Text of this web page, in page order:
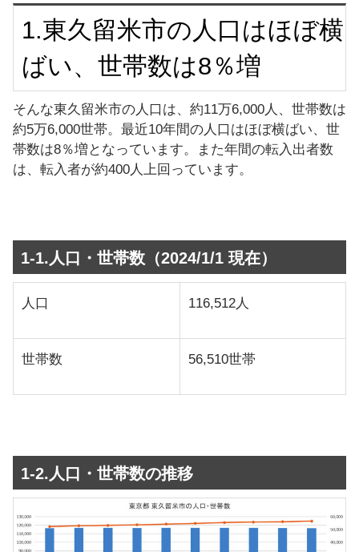
1.東久留米市の人口はほぼ横
ばい、世帯数は8％増
そんな東久留米市の人口は、約11万6,000人、世帯数は
約5万6,000世帯。最近10年間の人口はほぼ横ばい、世
帯数は8％増となっています。また年間の転入出者数
は、転入者が約400人上回っています。
1-1.人口・世帯数（2024/1/1 現在）
人口 116,512人
世帯数 56,510世帯
1-2.人口・世帯数の推移